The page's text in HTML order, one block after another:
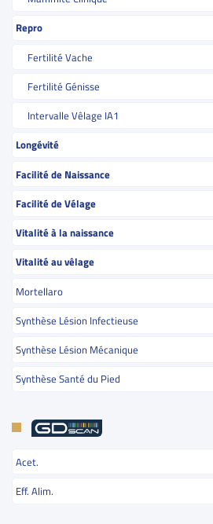
Repro
Fertilité Vache
Fertilité Génisse
Intervalle Vêlage IA1
Longévité
Facilité de Naissance
Facilité de Vélage
Vitalité à la naissance
Vitalité au vêlage
Mortellaro
Synthèse Lésion Infectieuse
Synthèse Lésion Mécanique
Synthèse Santé du Pied
Acet.
Eff. Alim.